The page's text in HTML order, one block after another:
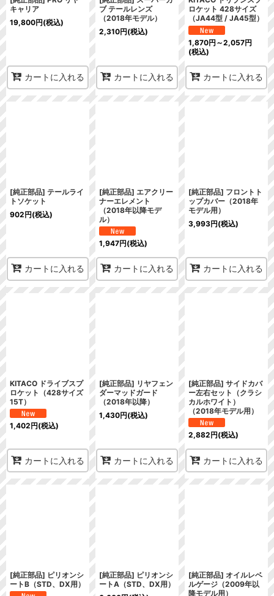
キャリア
19,800円(税込)
カートに入れる
ブ テールレンズ
（2018年モデル）
2,310円(税込)
カートに入れる
ロケット 428サイズ
（JA44型 / JA45型）
1,870円 ～2,057円
(税込)
カートに入れる
[純正部品] テールライ
トソケット
902円(税込)
カートに入れる
[純正部品] エアクリー
ナーエレメント
（2018年以降モデ
ル）
1,947円(税込)
カートに入れる
[純正部品] フロントト
ップカバー（2018年
モデル用）
3,993円(税込)
カートに入れる
KITACO ドライブスプ
ロケット（428サイズ
15T）
1,402円(税込)
カートに入れる
[純正部品] リヤフェン
ダーマッドガード
（2018年以降）
1,430円(税込)
カートに入れる
[純正部品] サイドカバ
ー左右セット（クラシ
カルホワイト）
（2018年モデル用）
2,882円(税込)
カートに入れる
[純正部品] ピリオンシ
ートB（STD、DX用）
[純正部品] ピリオンシ
ートA（STD、DX用）
[純正部品] オイルレベ
ルゲージ（2009年以
降モデル用）